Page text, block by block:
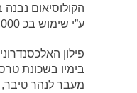
ע”י שימוש בכ 60,000 עבדים יהודים.
פילון
מעבר לנהר